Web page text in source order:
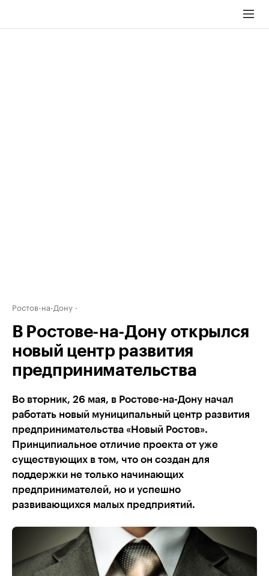
Ростов-на-Дону
В Ростове-на-Дону открылся
новый центр развития
предпринимательства
Во вторник, 26 мая, в Ростове-на-Дону начал
работать новый муниципальный центр развития
предпринимательства «Новый Ростов».
Принципиальное отличие проекта от уже
существующих в том, что он создан для
поддержки не только начинающих
предпринимателей, но и успешно
развивающихся малых предприятий.